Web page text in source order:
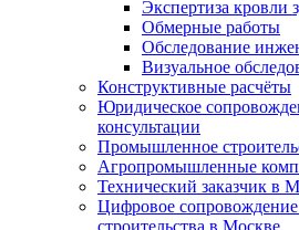
Экспертиза кровли
Обмерные работы
Обследование
Визуальное
Конструктивные расчёты
Юридическое
консультации
Промышленное
Агропромышленные
Технический заказчик в
Цифровое сопровождение
строительства в Москве